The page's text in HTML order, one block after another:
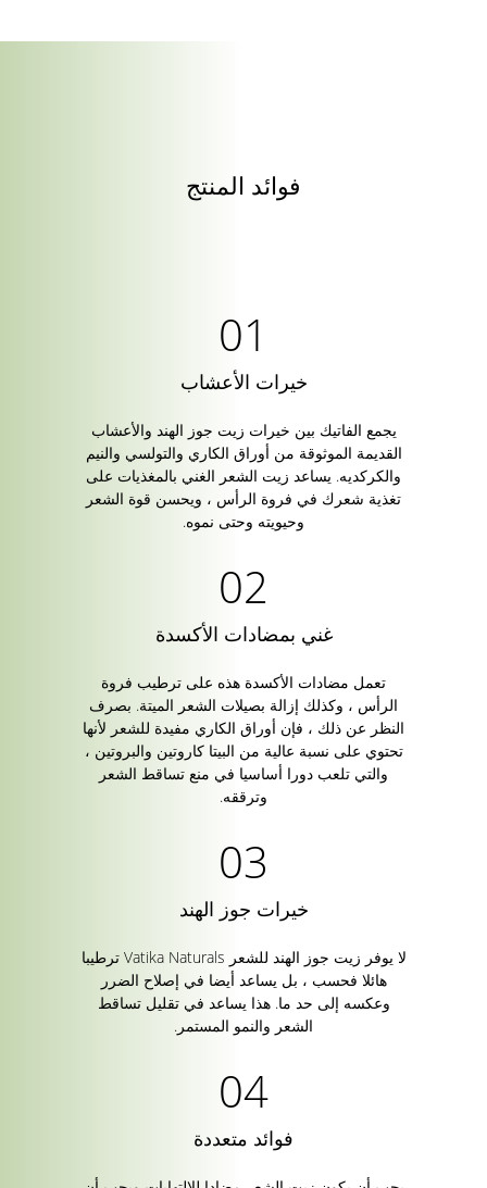
فوائد المنتج
خيرات الأعشاب
يجمع الفاتيك بين خيرات زيت جوز الهند والأعشاب
القديمة الموثوقة من أوراق الكاري والتولسي والنيم
والكركديه. يساعد زيت الشعر الغني بالمغذيات على
تغذية شعرك في فروة الرأس ، ويحسن قوة الشعر
وحيويته وحتى نموه.
غني بمضادات الأكسدة
تعمل مضادات الأكسدة هذه على ترطيب فروة
الرأس ، وكذلك إزالة بصيلات الشعر الميتة. بصرف
النظر عن ذلك ، فإن أوراق الكاري مفيدة للشعر لأنها
تحتوي على نسبة عالية من البيتا كاروتين والبروتين ،
والتي تلعب دورا أساسيا في منع تساقط الشعر
وترققه.
خيرات جوز الهند
لا يوفر زيت جوز الهند للشعر Vatika Naturals ترطيبا
هائلا فحسب ، بل يساعد أيضا في إصلاح الضرر
وعكسه إلى حد ما. هذا يساعد في تقليل تساقط
الشعر والنمو المستمر.
فوائد متعددة